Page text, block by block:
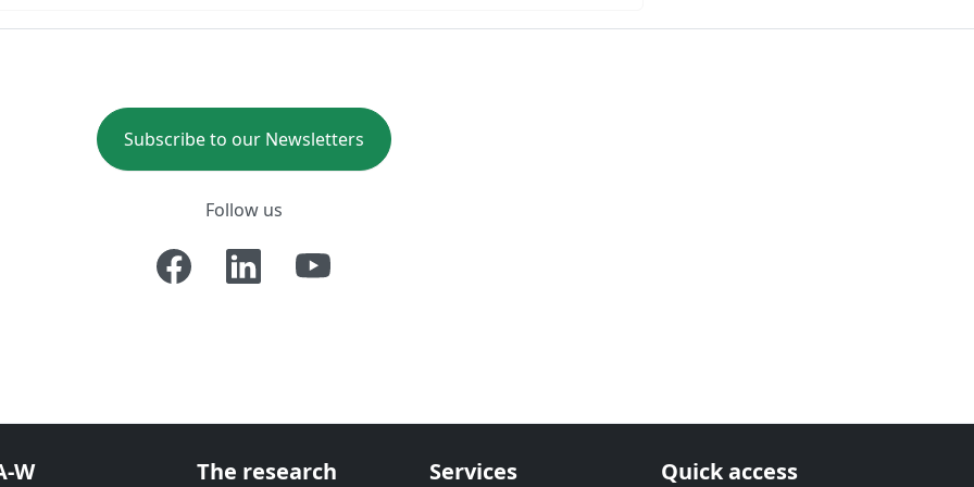
Subscribe to our Newsletters
Follow us
W The research Services Quick access